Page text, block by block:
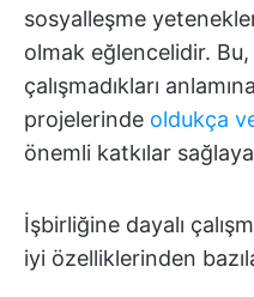
sosyalleşme
olmak eğlencelidir.
çalışmadıkları
projelerinde oldukça
önemli katkılar
İşbirliğine dayalı
iyi özelliklerinden